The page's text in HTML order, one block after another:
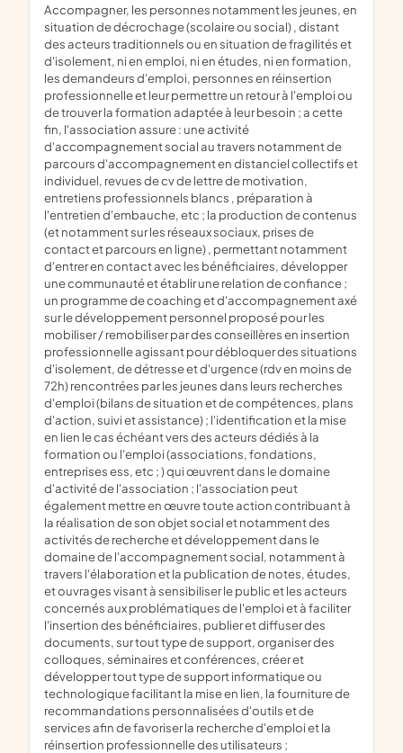
accompagner, les personnes notamment les jeunes, en
situation de décrochage (scolaire ou social) , distant
des acteurs traditionnels ou en situation de fragilités et
d'isolement, ni en emploi, ni en études, ni en formation,
les demandeurs d'emploi, personnes en réinsertion
professionnelle et leur permettre un retour à l'emploi ou
de trouver la formation adaptée à leur besoin ; a cette
fin, l'association assure : une activité
d'accompagnement social au travers notamment de
parcours d'accompagnement en distanciel collectifs et
individuel, revues de cv de lettre de motivation,
entretiens professionnels blancs , préparation à
l'entretien d'embauche, etc ; la production de contenus
(et notamment sur les réseaux sociaux, prises de
contact et parcours en ligne) , permettant notamment
d'entrer en contact avec les bénéficiaires, développer
une communauté et établir une relation de confiance ;
un programme de coaching et d'accompagnement axé
sur le développement personnel proposé pour les
mobiliser / remobiliser par des conseillères en insertion
professionnelle agissant pour débloquer des situations
d'isolement, de détresse et d'urgence (rdv en moins de
72h) rencontrées par les jeunes dans leurs recherches
d'emploi (bilans de situation et de compétences, plans
d'action, suivi et assistance) ; l'identification et la mise
en lien le cas échéant vers des acteurs dédiés à la
formation ou l'emploi (associations, fondations,
entreprises ess, etc ; ) qui œuvrent dans le domaine
d'activité de l'association ; l'association peut
également mettre en œuvre toute action contribuant à
la réalisation de son objet social et notamment des
activités de recherche et développement dans le
domaine de l'accompagnement social, notamment à
travers l'élaboration et la publication de notes, études,
et ouvrages visant à sensibiliser le public et les acteurs
concernés aux problématiques de l'emploi et à faciliter
l'insertion des bénéficiaires, publier et diffuser des
documents, sur tout type de support, organiser des
colloques, séminaires et conférences, créer et
développer tout type de support informatique ou
technologique facilitant la mise en lien, la fourniture de
recommandations personnalisées d'outils et de
services afin de favoriser la recherche d'emploi et la
réinsertion professionnelle des utilisateurs ;